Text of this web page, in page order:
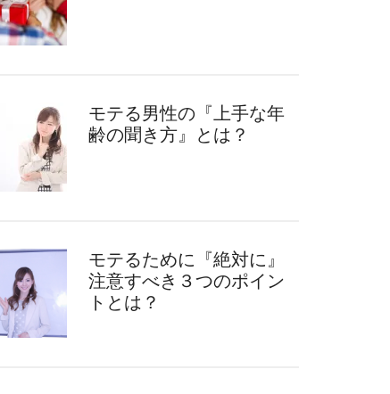
モテる男性の『上手な年
齢の聞き方』とは？
モテるために『絶対に』
注意すべき３つのポイン
トとは？